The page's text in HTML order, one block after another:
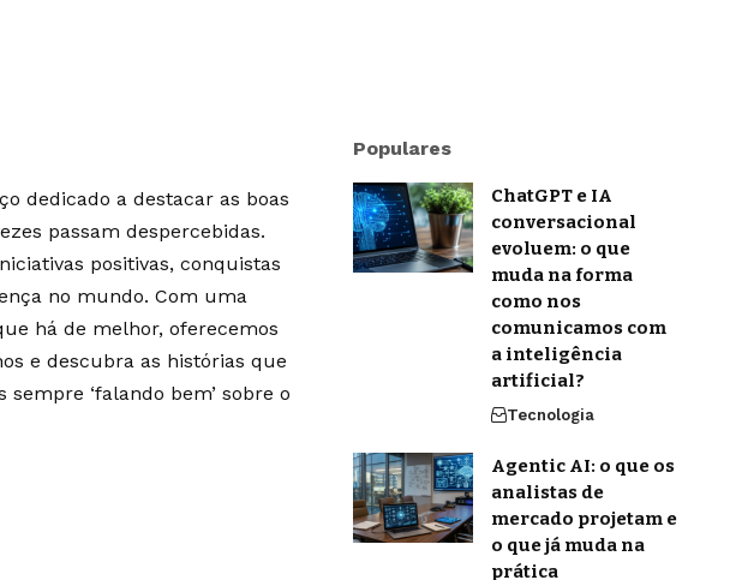
dedicado a destacar as boas
passam despercebidas.
positivas, conquistas
no mundo. Com uma
há de melhor, oferecemos
e descubra as histórias que
‘falando bem’ sobre o
Populares
ChatGPT e IA
conversacional
evoluem: o que
muda na forma
como nos
comunicamos com
a inteligência
artificial?
Tecnologia
Agentic AI: o que os
analistas de
mercado projetam e
o que já muda na
prática